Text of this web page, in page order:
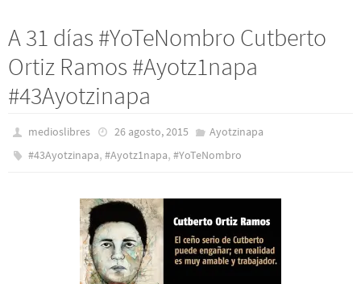
A 31 días #YoTeNombro Cutberto
Ortiz Ramos #Ayotz1napa
#43Ayotzinapa
medioslibres 26 agosto, 2015
Ayotzinapa
#43Ayotzinapa,#Ayotz1napa,#YoTeNombro